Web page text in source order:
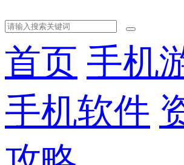
首页 手机
手机软件